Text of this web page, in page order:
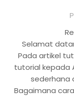
Selamat
Pada artikel
tutorial kepada
sederhana
Bagaimana